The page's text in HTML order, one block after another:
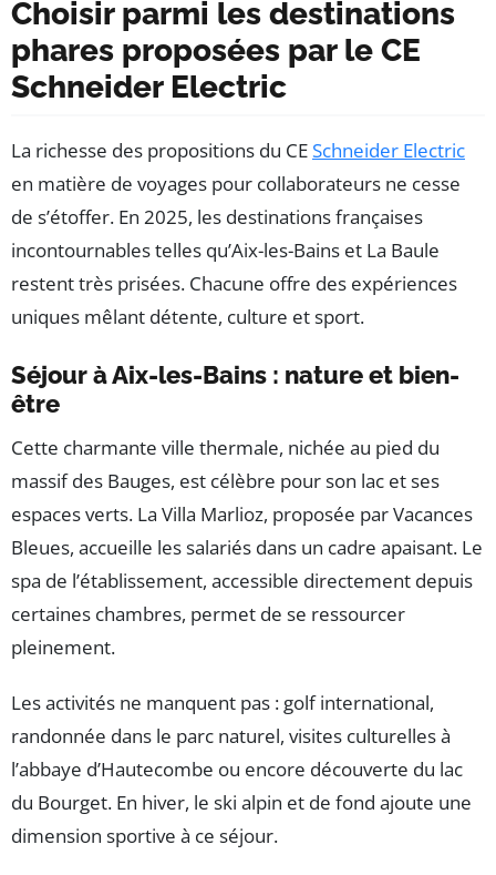
Choisir parmi les destinations
phares proposées par le CE
Schneider Electric
La richesse des propositions du CESchneider Electric
en matière de voyages pour collaborateurs ne cesse
de s’étoffer. En 2025, les destinations françaises
incontournables telles qu’Aix-les-Bains et La Baule
restent très prisées. Chacune offre des expériences
uniques mêlant détente, culture et sport.
Séjour à Aix-les-Bains : nature et bien-
être
Cette charmante ville thermale, nichée au pied du
massif des Bauges, est célèbre pour son lac et ses
espaces verts. La Villa Marlioz, proposée par Vacances
Bleues, accueille les salariés dans un cadre apaisant. Le
spa de l’établissement, accessible directement depuis
certaines chambres, permet de se ressourcer
pleinement.
Les activités ne manquent pas : golf international,
randonnée dans le parc naturel, visites culturelles à
l’abbaye d’Hautecombe ou encore découverte du lac
du Bourget. En hiver, le ski alpin et de fond ajoute une
dimension sportive à ce séjour.